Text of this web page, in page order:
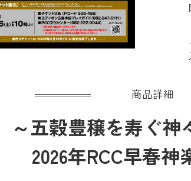
商品詳細
～五穀豊穣を寿ぐ神
2026年RCC早春神